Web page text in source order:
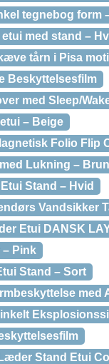
tegnebog form
med stand –
tårn i Pisa
Beskyttelsesfilm
med Sleep/
– Beige
Folio Flip
Lukning – Brun
Stand – Hvid
Vandsikker
Etui DANSK
– Pink
Stand – Sort
med
Stand Etui